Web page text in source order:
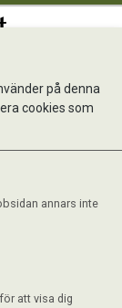
på denna
cookies som
annars inte
att visa dig